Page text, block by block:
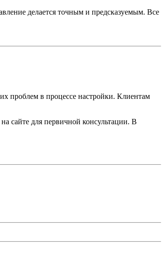
делается точным и предсказуемым. Все
проблем в процессе настройки. Клиентам
сайте для первичной консультации. В